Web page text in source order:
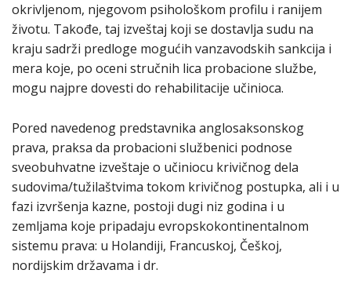
okrivljenom, njegovom psihološkom profilu i ranijem
životu. Takođe, taj izveštaj koji se dostavlja sudu na
kraju sadrži predloge mogućih vanzavodskih sankcija i
mera koje, po oceni stručnih lica probacione službe,
mogu najpre dovesti do rehabilitacije učinioca.
Pored navedenog predstavnika anglosaksonskog
prava, praksa da probacioni službenici podnose
sveobuhvatne izveštaje o učiniocu krivičnog dela
sudovima/tužilaštvima tokom krivičnog postupka, ali i u
fazi izvršenja kazne, postoji dugi niz godina i u
zemljama koje pripadaju evropskokontinentalnom
sistemu prava: u Holandiji, Francuskoj, Češkoj,
nordijskim državama i dr.